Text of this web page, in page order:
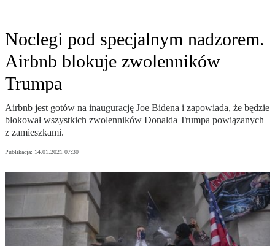
Noclegi pod specjalnym nadzorem.
Airbnb blokuje zwolenników
Trumpa
Airbnb jest gotów na inaugurację Joe Bidena i zapowiada, że będzie
blokował wszystkich zwolenników Donalda Trumpa powiązanych
z zamieszkami.
Publikacja: 14.01.2021 07:30